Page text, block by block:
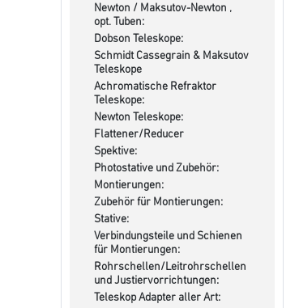
Newton / Maksutov-Newton ,
opt. Tuben:
Dobson Teleskope:
Schmidt Cassegrain & Maksutov
Teleskope
Achromatische Refraktor
Teleskope:
Newton Teleskope:
Flattener/Reducer
Spektive:
Photostative und Zubehör:
Montierungen:
Zubehör für Montierungen:
Stative:
Verbindungsteile und Schienen
für Montierungen:
Rohrschellen/Leitrohrschellen
und Justiervorrichtungen:
Teleskop Adapter aller Art: